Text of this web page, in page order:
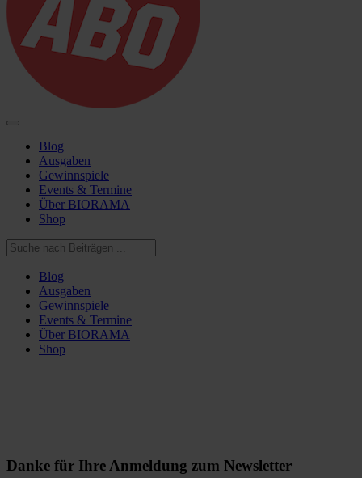
Blog
Ausgaben
Gewinnspiele
Events & Termine
Über BIORAMA
Shop
Blog
Ausgaben
Gewinnspiele
Events & Termine
Über BIORAMA
Shop
Danke für Ihre Anmeldung zum Newsletter